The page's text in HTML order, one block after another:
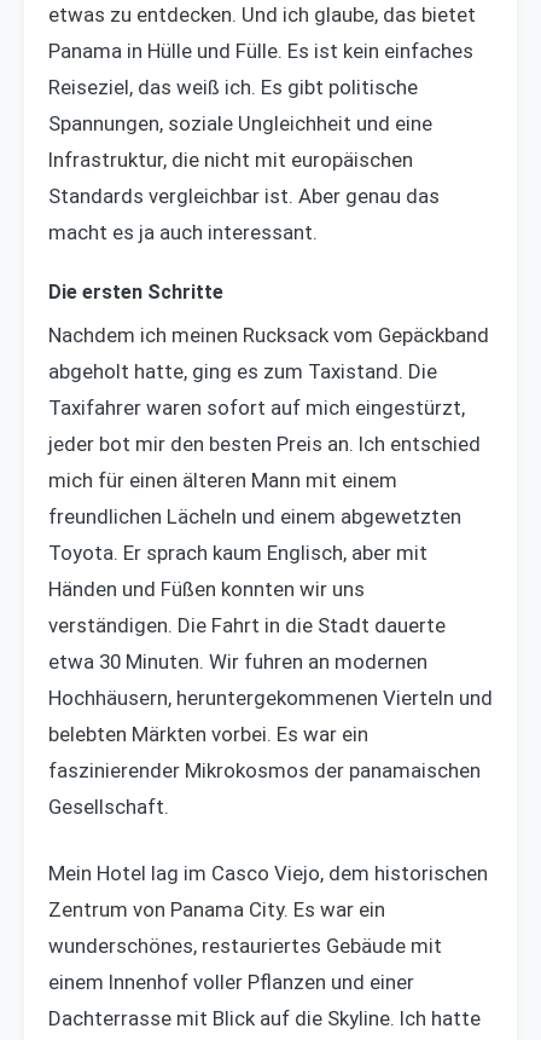
etwas zu entdecken. Und ich glaube, das bietet
Panama in Hülle und Fülle. Es ist kein einfaches
Reiseziel, das weiß ich. Es gibt politische
Spannungen, soziale Ungleichheit und eine
Infrastruktur, die nicht mit europäischen
Standards vergleichbar ist. Aber genau das
macht es ja auch interessant.
Die ersten Schritte
Nachdem ich meinen Rucksack vom Gepäckband
abgeholt hatte, ging es zum Taxistand. Die
Taxifahrer waren sofort auf mich eingestürzt,
jeder bot mir den besten Preis an. Ich entschied
mich für einen älteren Mann mit einem
freundlichen Lächeln und einem abgewetzten
Toyota. Er sprach kaum Englisch, aber mit
Händen und Füßen konnten wir uns
verständigen. Die Fahrt in die Stadt dauerte
etwa 30 Minuten. Wir fuhren an modernen
Hochhäusern, heruntergekommenen Vierteln und
belebten Märkten vorbei. Es war ein
faszinierender Mikrokosmos der panamaischen
Gesellschaft.
Mein Hotel lag im Casco Viejo, dem historischen
Zentrum von Panama City. Es war ein
wunderschönes, restauriertes Gebäude mit
einem Innenhof voller Pflanzen und einer
Dachterrasse mit Blick auf die Skyline. Ich hatte